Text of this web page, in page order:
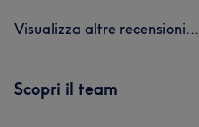
Visualizza altre recensioni...
Scopri il team